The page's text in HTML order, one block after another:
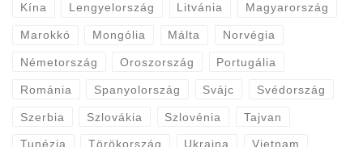
Kína Lengyelország Litvánia Magyarország
Marokkó Mongólia Málta Norvégia
Németország Oroszország Portugália
Románia Spanyolország Svájc Svédország
Szerbia Szlovákia Szlovénia Tajvan
Tunézia Törökország Ukrajna Vietnam